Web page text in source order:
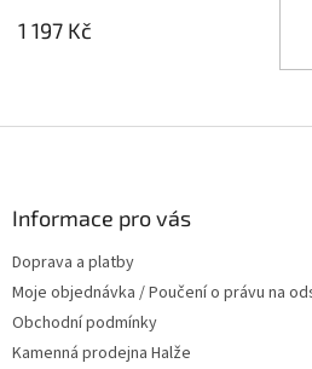
1 197 Kč
Informace pro vás
Doprava a platby
Moje objednávka / Poučení o právu na
Obchodní podmínky
Kamenná prodejna Halže